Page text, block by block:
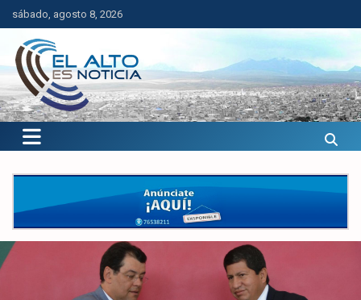
Saltar
al
contenido
sábado, agosto 8, 2026
El Alto es Noticia
Últimas noticias de El Alto, Bolivia y el mundo.